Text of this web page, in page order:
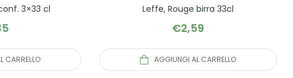
3×33 cl
CARRELLO
Leffe, Rouge birra 33cl
€2,59
AGGIUNGI AL CARRELLO